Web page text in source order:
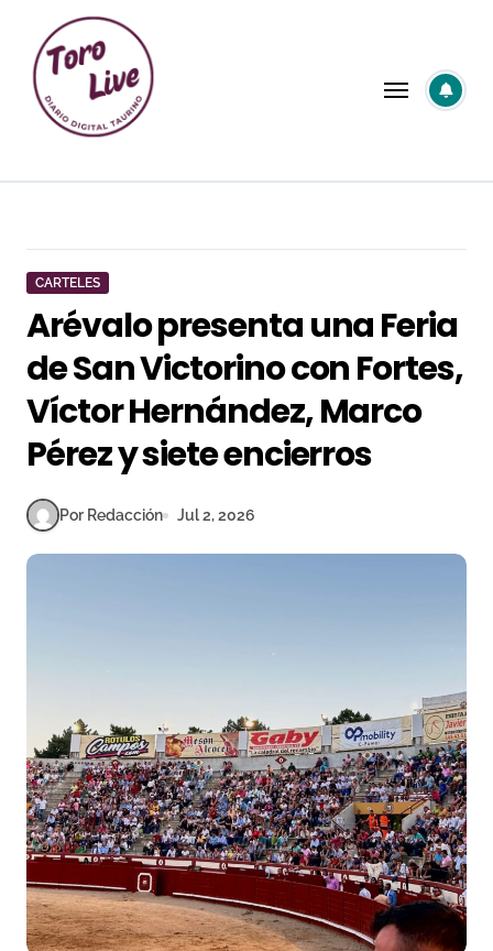
contenido
CARTELES
Arévalo presenta una Feria
de San Victorino con Fortes,
Víctor Hernández, Marco
Pérez y siete encierros
Por Redacción Jul 2, 2026